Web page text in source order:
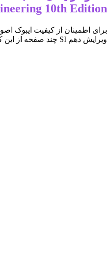
10th Edition
برای اطمینان از کیفیت ایبوک
ویرایش دهم SI چند صفحه از این کتاب در ادامه اورده شده است.